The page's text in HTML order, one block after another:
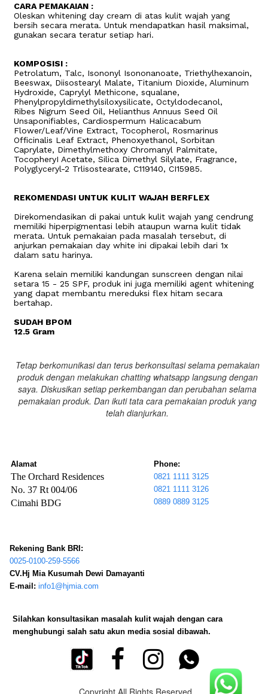
CARA PEMAKAIAN :
Oleskan whitening day cream di atas kulit wajah yang
bersih secara merata. Untuk mendapatkan hasil maksimal,
gunakan secara teratur setiap hari.
KOMPOSISI :
Petrolatum, Talc, Isononyl Isononanoate, Triethylhexanoin,
Beeswax, Diisostearyl Malate, Titanium Dioxide, Aluminum
Hydroxide, Caprylyl Methicone, squalane,
Phenylpropyldimethylsiloxysilicate, Octyldodecanol,
Ribes Nigrum Seed Oil, Helianthus Annuus Seed Oil
Unsaponifiables, Cardiospermum Halicacabum
Flower/Leaf/Vine Extract, Tocopherol, Rosmarinus
Officinalis Leaf Extract, Phenoxyethanol, Sorbitan
Caprylate, Dimethylmethoxy Chromanyl Palmitate,
TocopheryI Acetate, Silica Dimethyl Silylate, Fragrance,
Polyglyceryl-2 Trlisostearate, C119140, CI15985.
REKOMENDASI UNTUK KULIT WAJAH BERFLEX
Direkomendasikan di pakai untuk kulit wajah yang cendrung
memiliki hiperpigmentasi lebih ataupun warna kulit tidak
merata. Untuk pemakaian pada masalah tersebut, di
anjurkan pemakaian day white ini dipakai lebih dari 1x
dalam satu harinya.
Karena selain memiliki kandungan sunscreen dengan nilai
setara 15 - 25 SPF, produk ini juga memiliki agent whitening
yang dapat membantu mereduksi flex hitam secara
bertahap.
SUDAH BPOM
12.5 Gram
Tetap berkomunikasi dan terus berkonsultasi selama pemakaian
produk dengan melakukan chatting whatsapp langsung dengan
saya. Diskusikan setiap perkembangan dan perubahan selama
pemakaian produk. Dan ikuti tata cara pemakaian produk yang
telah dianjurkan.
Alamat
The Orchard Residences
No. 37 Rt 004/06
Cimahi BDG
Phone:
0821 1111 3125
0821 1111 3126
0889 0889 3125
Rekening Bank BRI:
0025-0100-259-5566
CV.Hj Mia Kusumah Dewi Damayanti
E-mail: info1@hjmia.com
Silahkan konsultasikan masalah kulit wajah dengan cara
menghubungi salah satu akun media sosial dibawah.
 
Copyright All Rights Reserved